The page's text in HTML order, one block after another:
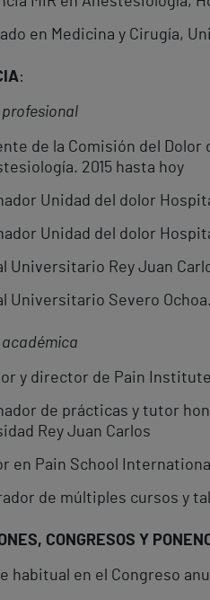
en Medicina y Cirugía,
:
de la Comisión del
2015 hasta hoy
Unidad del dolor
Unidad del dolor
Universitario Rey Juan
Universitario Severo
académica
y director de Pain
de prácticas y tutor
Rey Juan Carlos
en Pain School
de múltiples cursos y
CONGRESOS Y
habitual en el Congreso